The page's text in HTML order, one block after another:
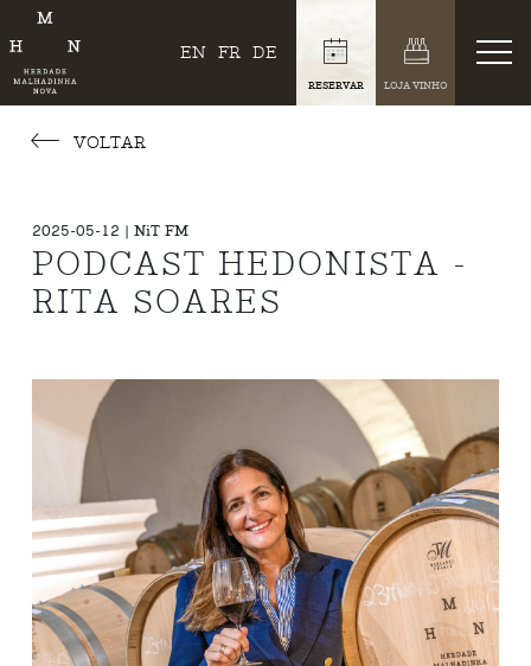
EN FR DE
RESERVAR LOJA VINHO
VOLTAR
2025-05-12 | NiT FM
PODCAST HEDONISTA -
RITA SOARES